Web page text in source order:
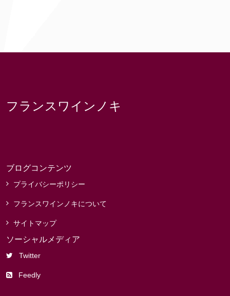
フランスワインノキ
ブログコンテンツ
プライバシーポリシー
フランスワインノキについて
サイトマップ
ソーシャルメディア
Twitter
Feedly